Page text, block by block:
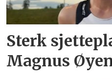
Sterk
Magnus